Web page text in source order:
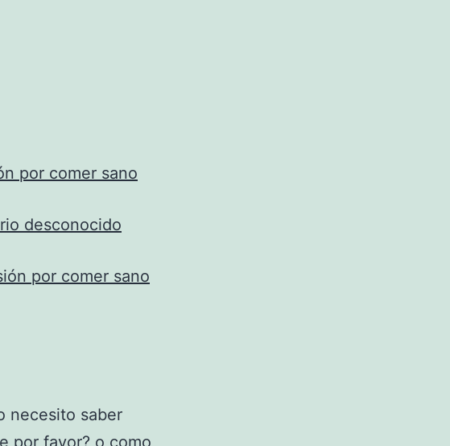
por comer sano
desconocido
por comer sano
necesito saber
por favor? o como